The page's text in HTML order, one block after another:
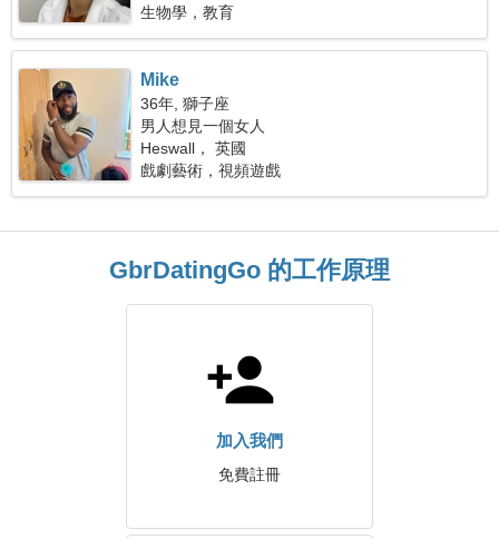
生物學，教育
Mike
36年, 獅子座
男人想見一個女人
Heswall， 英國
戲劇藝術，視頻遊戲
GbrDatingGo 的工作原理
加入我們
免費註冊